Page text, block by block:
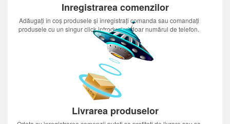
Inregistrarea comenzilor
Adăugați în coș produsele și înregistrați comanda sau comandați
produsele cu un singur click introducînd doar numărul de telefon.
Livrarea produselor